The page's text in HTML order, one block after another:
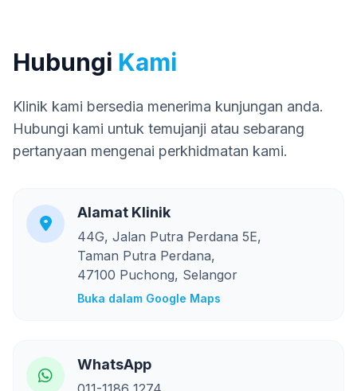
Hubungi Kami
Klinik kami bersedia menerima kunjungan anda.
Hubungi kami untuk temujanji atau sebarang
pertanyaan mengenai perkhidmatan kami.
Alamat Klinik
44G, Jalan Putra Perdana 5E,
Taman Putra Perdana,
47100 Puchong, Selangor
Buka dalam Google Maps
WhatsApp